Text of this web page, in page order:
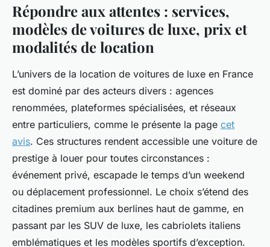
Répondre aux attentes : services,
modèles de voitures de luxe, prix et
modalités de location
L’univers de la location de voitures de luxe en France
est dominé par des acteurs divers : agences
renommées, plateformes spécialisées, et réseaux
entre particuliers, comme le présente la page cet
avis. Ces structures rendent accessible une voiture de
prestige à louer pour toutes circonstances :
événement privé, escapade le temps d’un weekend
ou déplacement professionnel. Le choix s’étend des
citadines premium aux berlines haut de gamme, en
passant par les SUV de luxe, les cabriolets italiens
emblématiques et les modèles sportifs d’exception.